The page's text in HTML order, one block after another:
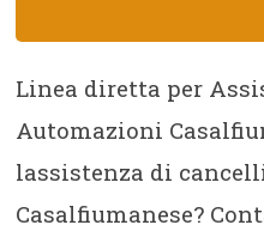
Linea diretta per
Automazioni
lassistenza di
Casalfiumanese?